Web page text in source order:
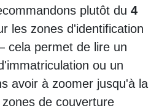
plutôt du 4
les zones d'identification
cela permet de lire un
ou un
avoir à zoomer jusqu'à la
de couverture